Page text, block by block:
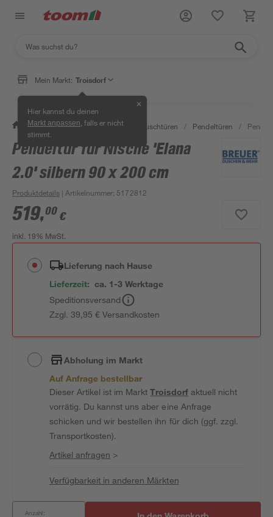
Mein Markt: Troisdorf
Hier kannst du deinen
Markt anpassen , falls er nicht
stimmt.
✕
/ Bad & Sanitär / Duschen Duschtüren / Pendeltüren /
Pendeltür für Nische 'Elana
2.0' silbern 90 x 200 cm
Produktdetails | Artikelnummer: 5172812
519,00 €
inkl. 19% MwSt.
Lieferung nach Hause
Lieferzeit: ca. 1-3 Werktage
Speditionsversand
Zzgl. 39,95 € Versandkosten
Abholung im Markt
Auf Anfrage bestellbar
Dieser Artikel ist im MarktTroisdorfaktuell nicht
vorrätig. Du kannst uns aber eine Anfrage
schicken und wir bestellen ihn für dich (ggf. zzgl.
Transportkosten).
Artikel anfragen >
Verfügbarkeit in anderen Märkten
Anzahl: